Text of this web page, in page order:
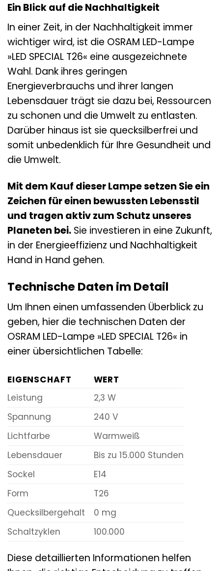
Ein Blick auf die Nachhaltigkeit
In einer Zeit, in der Nachhaltigkeit immer
wichtiger wird, ist die OSRAM LED-Lampe
»LED SPECIAL T26« eine ausgezeichnete
Wahl. Dank ihres geringen
Energieverbrauchs und ihrer langen
Lebensdauer trägt sie dazu bei, Ressourcen
zu schonen und die Umwelt zu entlasten.
Darüber hinaus ist sie quecksilberfrei und
somit unbedenklich für Ihre Gesundheit und
die Umwelt.
Mit dem Kauf dieser Lampe setzen Sie ein
Zeichen für einen bewussten Lebensstil
und tragen aktiv zum Schutz unseres
Planeten bei. Sie investieren in eine Zukunft,
in der Energieeffizienz und Nachhaltigkeit
Hand in Hand gehen.
Technische Daten im Detail
Um Ihnen einen umfassenden Überblick zu
geben, hier die technischen Daten der
OSRAM LED-Lampe »LED SPECIAL T26« in
einer übersichtlichen Tabelle:
EIGENSCHAFT
WERT
Leistung
2,3 W
Spannung
240 V
Lichtfarbe
Warmweiß
Lebensdauer
Bis zu 15.000 Stunden
Sockel
E14
Form
T26
Quecksilbergehalt
0 mg
Schaltzyklen
100.000
Diese detaillierten Informationen helfen